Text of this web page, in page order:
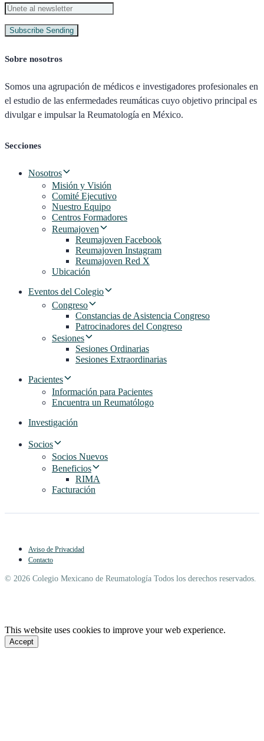
Subscribe Sending
Sobre nosotros
Somos una agrupación de médicos e investigadores profesionales en
el estudio de las enfermedades reumáticas cuyo objetivo principal es
divulgar e impulsar la Reumatología en México.
Secciones
Nosotros
Misión y Visión
Comité Ejecutivo
Nuestro Equipo
Centros Formadores
Reumajoven
Reumajoven Facebook
Reumajoven Instagram
Reumajoven Red X
Ubicación
Eventos del Colegio
Congreso
Constancias de Asistencia Congreso
Patrocinadores del Congreso
Sesiones
Sesiones Ordinarias
Sesiones Extraordinarias
Pacientes
Información para Pacientes
Encuentra un Reumatólogo
Investigación
Socios
Socios Nuevos
Beneficios
RIMA
Facturación
Aviso de Privacidad
Contacto
© 2026 Colegio Mexicano de Reumatología Todos los derechos reservados.
This website uses cookies to improve your web experience.
Accept